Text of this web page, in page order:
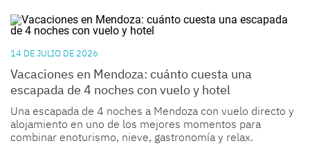
14 DE JULIO DE 2026
Vacaciones en Mendoza: cuánto cuesta una
escapada de 4 noches con vuelo y hotel
Una escapada de 4 noches a Mendoza con vuelo directo y
alojamiento en uno de los mejores momentos para
combinar enoturismo, nieve, gastronomía y relax.